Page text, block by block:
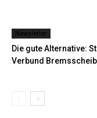
Newsletter
Die gute Alternative:
Verbund